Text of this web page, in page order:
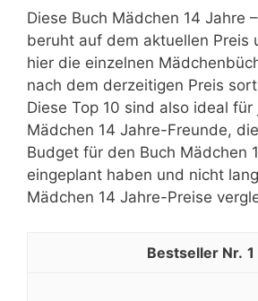
Diese Buch Mädchen 14 Jahre
beruht auf dem aktuellen Preis
hier die einzelnen
nach dem derzeitigen Preis
Diese Top 10 sind also ideal für
Mädchen 14 Jahre-Freunde,
Budget für den Buch Mädchen
eingeplant haben und nicht
Mädchen 14 Jahre-Preise
1